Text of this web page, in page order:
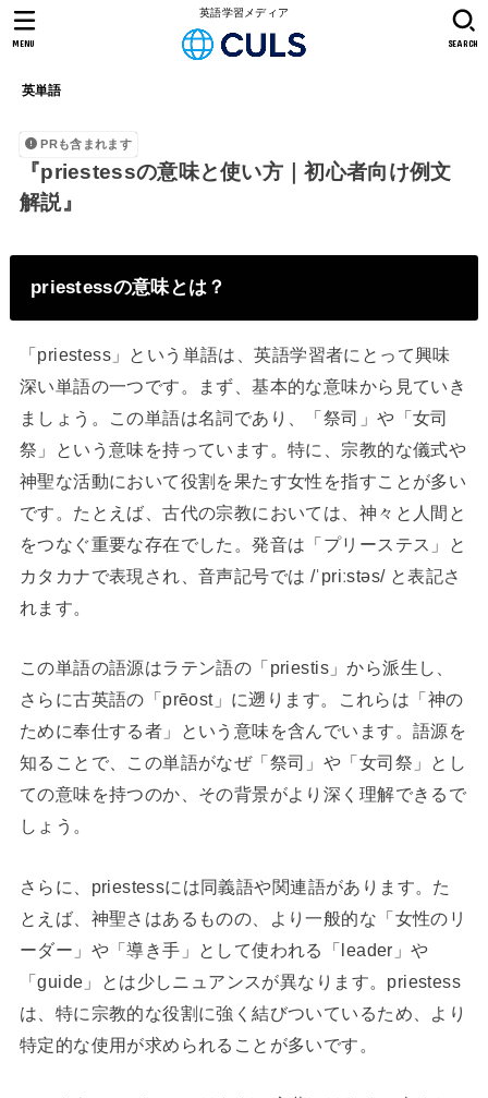
英語学習メディア
英単語
SEARCH
MENU
PRも含まれます
『priestessの意味と使い方｜初心者向け例文
解説』
priestessの意味とは？
「priestess」という単語は、英語学習者にとって興味
深い単語の一つです。まず、基本的な意味から見ていき
ましょう。この単語は名詞であり、「祭司」や「女司
祭」という意味を持っています。特に、宗教的な儀式や
神聖な活動において役割を果たす女性を指すことが多い
です。たとえば、古代の宗教においては、神々と人間と
をつなぐ重要な存在でした。発音は「プリーステス」と
カタカナで表現され、音声記号では /ˈpriːstəs/ と表記さ
れます。
この単語の語源はラテン語の「priestis」から派生し、
さらに古英語の「prēost」に遡ります。これらは「神の
ために奉仕する者」という意味を含んでいます。語源を
知ることで、この単語がなぜ「祭司」や「女司祭」とし
ての意味を持つのか、その背景がより深く理解できるで
しょう。
さらに、priestessには同義語や関連語があります。た
とえば、神聖さはあるものの、より一般的な「女性のリ
ーダー」や「導き手」として使われる「leader」や
「guide」とは少しニュアンスが異なります。priestess
は、特に宗教的な役割に強く結びついているため、より
特定的な使用が求められることが多いです。